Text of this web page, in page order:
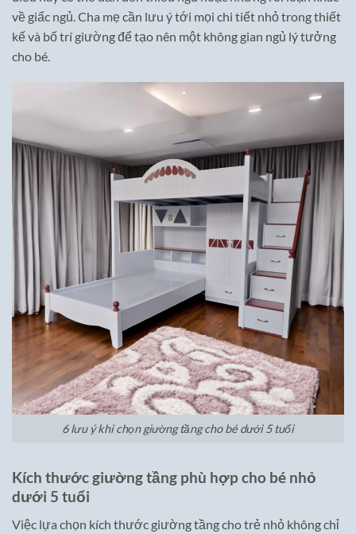
về giấc ngủ. Cha mẹ cần lưu ý tới mọi chi tiết nhỏ trong thiết
kế và bố trí giường để tạo nên một không gian ngủ lý tưởng
cho bé.
6 lưu ý khi chọn giường tầng cho bé dưới 5 tuổi
Kích thước giường tầng phù hợp cho bé nhỏ
dưới 5 tuổi
Việc lựa chọn kích thước giường tầng cho trẻ nhỏ không chỉ